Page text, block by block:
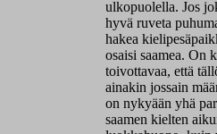
ulkopuolella. Jos
hyvä ruveta
hakea
osaisi saamea. On
toivottavaa, että
ainakin jossain
on nykyään yhä
saamen kielten